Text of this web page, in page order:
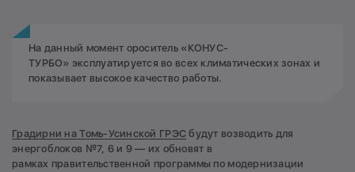
На данный момент ороситель «КОНУС-
ТУРБО» эксплуатируется во всех климатических зонах и
показывает высокое качество работы.
Градирни на Томь-Усинской ГРЭС будут возводить для
энергоблоков №7, 6 и 9 — их обновят в
рамках правительственной программы по модернизации